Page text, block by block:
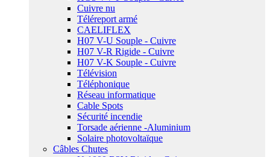
Cuivre nu
Téléreport armé
CAELIFLEX
H07 V-U Souple - Cuivre
H07 V-R Rigide - Cuivre
H07 V-K Souple - Cuivre
Télévision
Téléphonique
Réseau informatique
Cable Spots
Sécurité incendie
Torsade aérienne -Aluminium
Solaire photovoltaïque
Câbles Chutes